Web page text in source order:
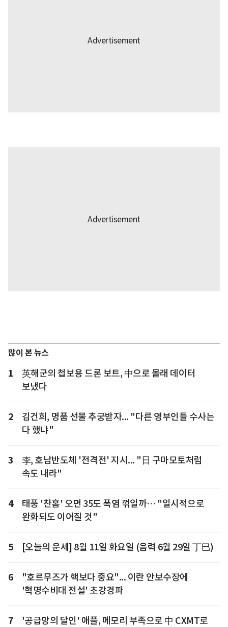
많이 본 뉴스
1
英해군의 첩보용 드론 보트, 中으로 몰래 데이터
보냈다
2
김건희, 명품 선물 추궁받자... "다른 영부인들 수사는
다 했냐"
3
李, 호남반도체 '전격전' 지시... "日 구마모토처럼
속도 내라"
4
태풍 '찬홈' 오면 35도 폭염 꺾일까… "일시적으로
완화되도 이어질 것"
5 [오늘의 운세] 8월 11일 화요일 (음력 6월 29일 丁巳)
6
"호르무즈가 핵보다 중요"... 이란 안보수장에
'혁명수비대 전설' 초강경파
7
'공급망의 달인' 애플, 메모리 부족으로 中 CXMT로